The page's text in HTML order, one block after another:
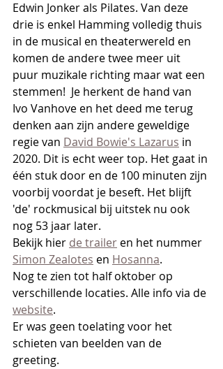
Edwin Jonker als Pilates. Van deze
drie is enkel Hamming volledig thuis
in de musical en theaterwereld en
komen de andere twee meer uit
puur muzikale richting maar wat een
stemmen!  Je herkent de hand van
Ivo Vanhove en het deed me terug
denken aan zijn andere geweldige
regie van David Bowie's Lazarus in
2020. Dit is echt weer top. Het gaat in
één stuk door en de 100 minuten zijn
voorbij voordat je beseft. Het blijft
'de' rockmusical bij uitstek nu ook
nog 53 jaar later.
Bekijk hier de trailer en het nummer
Simon Zealotes en Hosanna.
Nog te zien tot half oktober op
verschillende locaties. Alle info via de
website.
Er was geen toelating voor het
schieten van beelden van de
greeting.